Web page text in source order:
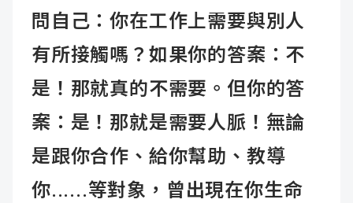
問自己：你在工作上需要與別人
有所接觸嗎？如果你的答案：不
是！那就真的不需要。但你的答
案：是！那就是需要人脈！無論
是跟你合作、給你幫助、教導
你......等對象，曾出現在你生命